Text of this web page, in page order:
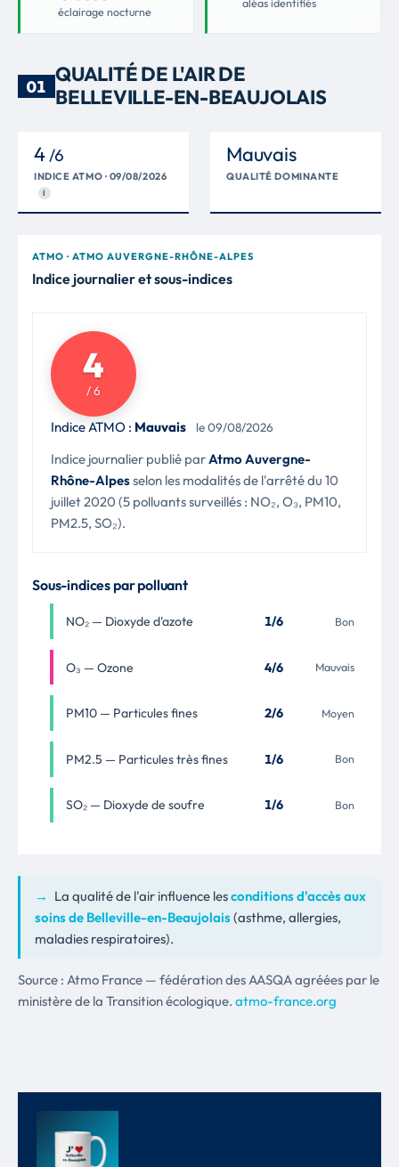
éclairage nocturne
aléas identifiés
01
QUALITÉ DE L'AIR DE
BELLEVILLE-EN-BEAUJOLAIS
4/6
INDICE ATMO · 09/08/2026
I
Mauvais
QUALITÉ DOMINANTE
ATMO · ATMO AUVERGNE-RHÔNE-ALPES
Indice journalier et sous-indices
4
/ 6
Indice ATMO : Mauvais le 09/08/2026
Indice journalier publié parAtmo Auvergne-
Rhône-Alpesselon les modalités de l'arrêté du 10
juillet 2020 (5 polluants surveillés : NO₂, O₃, PM10,
PM2.5, SO₂).
Sous-indices par polluant
NO₂ — Dioxyde d'azote 1/6 Bon
O₃ — Ozone 4/6 Mauvais
PM10 — Particules fines 2/6 Moyen
PM2.5 — Particules très fines 1/6 Bon
SO₂ — Dioxyde de soufre 1/6 Bon
→ La qualité de l'air influence lesconditions d'accès aux
soins de Belleville-en-Beaujolais(asthme, allergies,
maladies respiratoires).
Source : Atmo France — fédération des AASQA agréées par le
ministère de la Transition écologique. atmo-france.org